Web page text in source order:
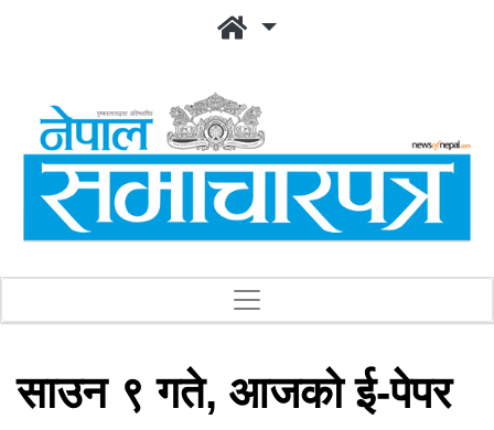
साउन ९ गते, आजको ई-पेपर